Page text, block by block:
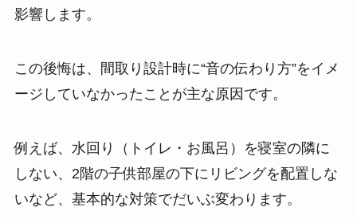
影響します。
この後悔は、間取り設計時に“音の伝わり方”をイメ
ージしていなかったことが主な原因です。
例えば、水回り（トイレ・お風呂）を寝室の隣に
しない、2階の子供部屋の下にリビングを配置しな
いなど、基本的な対策でだいぶ変わります。